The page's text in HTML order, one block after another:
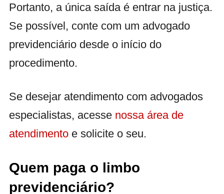
Portanto, a única saída é entrar na justiça.
Se possível, conte com um advogado
previdenciário desde o início do
procedimento.
Se desejar atendimento com advogados
especialistas, acesse nossa área de
atendimento e solicite o seu.
Quem paga o limbo
previdenciário?